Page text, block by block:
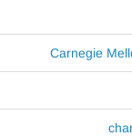
Carnegie